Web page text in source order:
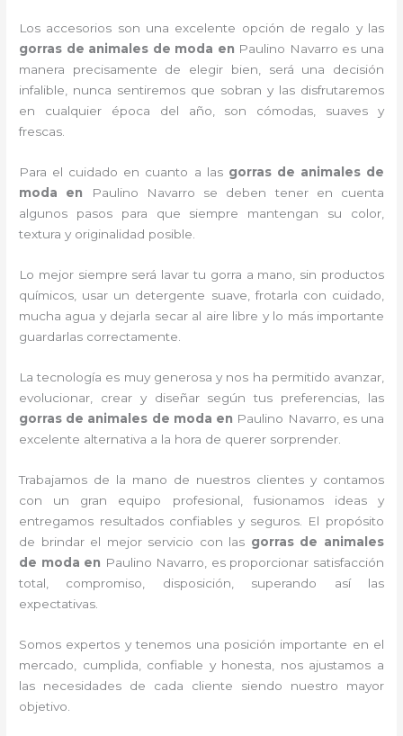
Los accesorios son una excelente opción de regalo y las
gorras de animales de moda en Paulino Navarro es una
manera precisamente de elegir bien, será una decisión
infalible, nunca sentiremos que sobran y las disfrutaremos
en cualquier época del año, son cómodas, suaves y
frescas.
Para el cuidado en cuanto a las gorras de animales de
moda en Paulino Navarro
se deben tener en cuenta
algunos pasos para que siempre mantengan su color,
textura y originalidad posible.
Lo mejor siempre será lavar tu gorra a mano, sin productos
químicos, usar un detergente suave, frotarla con cuidado,
mucha agua y dejarla secar al aire libre y lo más importante
guardarlas correctamente.
La tecnología es muy generosa y nos ha permitido avanzar,
evolucionar, crear y diseñar según tus preferencias, las
gorras de animales de moda en Paulino Navarro, es una
excelente alternativa a la hora de querer sorprender.
Trabajamos de la mano de nuestros clientes y contamos
con un gran equipo profesional, fusionamos ideas y
entregamos resultados confiables y seguros. El propósito
de brindar el mejor servicio con las gorras de animales
de moda en Paulino Navarro, es proporcionar satisfacción
total, compromiso, disposición, superando así las
expectativas.
Somos expertos y tenemos una posición importante en el
mercado, cumplida, confiable y honesta, nos ajustamos a
las necesidades de cada cliente siendo nuestro mayor
objetivo.